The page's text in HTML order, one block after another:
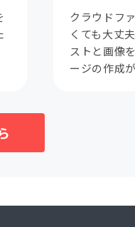
クラウドフ
くても大丈
ストと画像
ージの作成